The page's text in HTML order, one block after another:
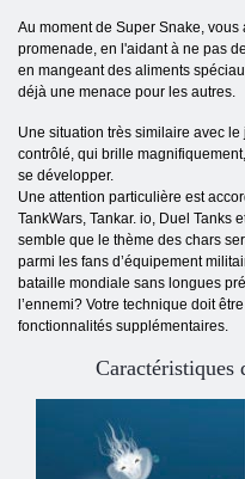
Au moment de Super Snake,
promenade, en l'aidant à ne pas
en mangeant des aliments
déjà une menace pour les autres.
Une situation très similaire avec
contrôlé, qui brille
se développer.
Une attention particulière est
TankWars, Tankar. io, Duel Tanks
semble que le thème des chars
parmi les fans d’équipement
bataille mondiale sans longues
l’ennemi? Votre technique doit
fonctionnalités supplémentaires.
Caractéristiques